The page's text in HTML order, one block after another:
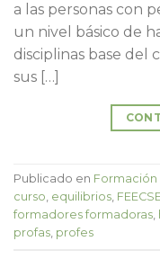
a las personas con
un nivel básico de
disciplinas base del
sus […]
Publicado en Formación
curso, equilibrios,
formadores formadoras,
profas, profes